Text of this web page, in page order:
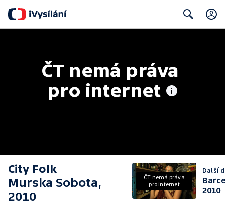
ČT nemá práva
pro internet
City Folk
Murska Sobota,
2010
ČT nemá práva
pro internet
Další
2010